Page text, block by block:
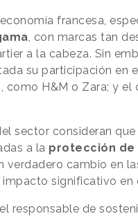
francesa,
, con marcas tan
a la cabeza. Sin
su participación en
como H&M o Zara; y el
sector consideran
a la protección de
verdadero cambio en
impacto significativo en
responsable de